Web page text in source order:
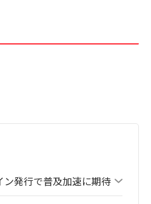
ン発行で普及加速に期待